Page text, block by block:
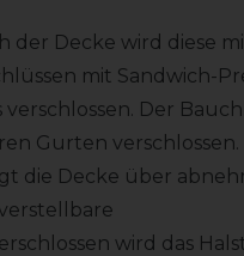
der Decke wird diese
mit Sandwich-
verschlossen. Der
Gurten verschlossen.
die Decke über
wird das